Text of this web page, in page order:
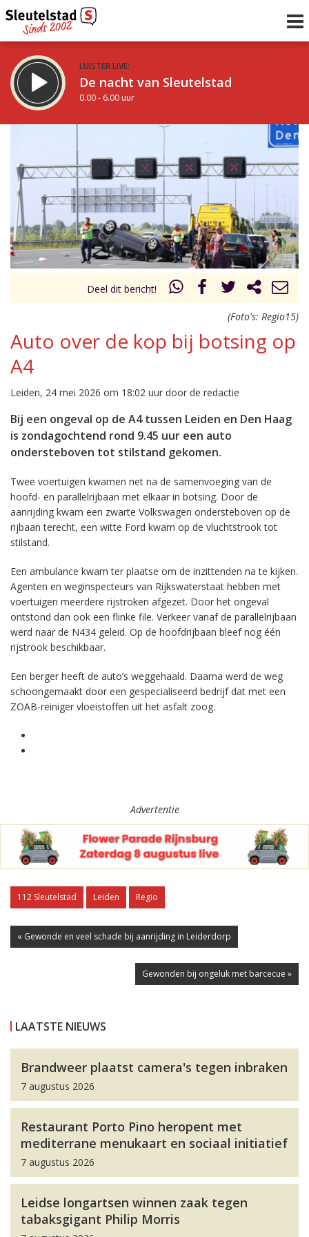
LUISTER LIVE:
De nacht van Sleutelstad
0.00 - 6.00 uur
6.00 - 12.00 uur
Vorig uur
uur 1 van 0 Volgend uur
Inklappen
Deel dit bericht!
(Foto's: Regio15)
Auto over de kop bij botsing op
A4
Leiden, 24 mei 2026 om 18:02 uur door de redactie
Bij een ongeval op de A4 tussen Leiden en Den Haag
is zondagochtend rond 9.45 uur een auto
ondersteboven tot stilstand gekomen.
Twee voertuigen kwamen net na de samenvoeging van de
hoofd- en parallelrijbaan met elkaar in botsing. Door de
aanrijding kwam een zwarte Volkswagen ondersteboven op de
rijbaan terecht, een witte Ford kwam op de vluchtstrook tot
stilstand.
Een ambulance kwam ter plaatse om de inzittenden na te kijken.
Agenten en weginspecteurs van Rijkswaterstaat hebben met
voertuigen meerdere rijstroken afgezet. Door het ongeval
ontstond dan ook een flinke file. Verkeer vanaf de parallelrijbaan
werd naar de N434 geleid. Op de hoofdrijbaan bleef nog één
rijstrook beschikbaar.
Een berger heeft de auto’s weggehaald. Daarna werd de weg
schoongemaakt door een gespecialiseerd bedrijf dat met een
ZOAB-reiniger vloeistoffen uit het asfalt zoog.
Advertentie
112 Sleutelstad Leiden Regio
« Gewonde en veel schade bij aanrijding in Leiderdorp
Gewonden bij ongeluk met barcecue »
LAATSTE NIEUWS
Brandweer plaatst camera's tegen inbraken
7 augustus 2026
Restaurant Porto Pino heropent met
mediterrane menukaart en sociaal initiatief
7 augustus 2026
Leidse longartsen winnen zaak tegen
tabaksgigant Philip Morris